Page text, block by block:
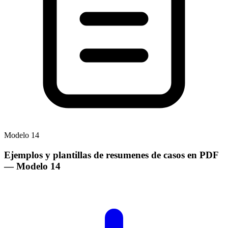
Modelo 14
Ejemplos y plantillas de resumenes de casos en PDF
— Modelo 14